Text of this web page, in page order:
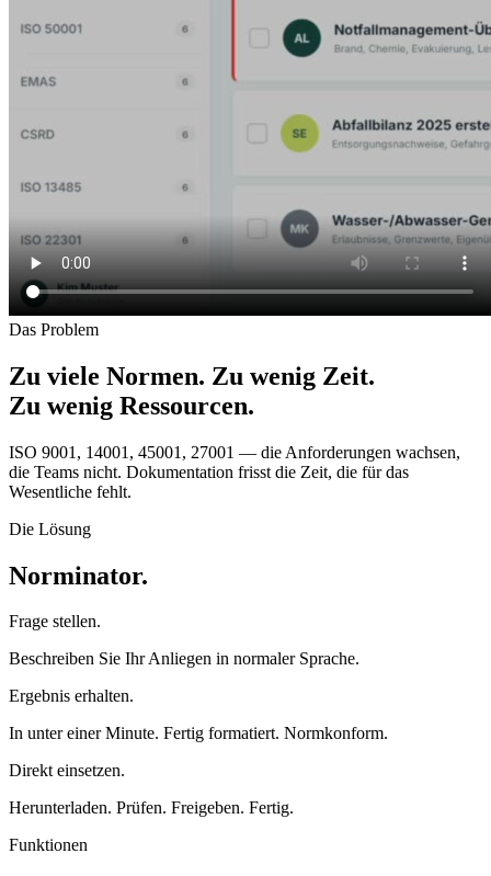
Das Problem
Zu viele Normen. Zu wenig Zeit.
Zu wenig Ressourcen.
ISO 9001, 14001, 45001, 27001 — die Anforderungen wachsen,
die Teams nicht. Dokumentation frisst die Zeit, die für das
Wesentliche fehlt.
Die Lösung
Norminator.
Frage stellen.
Beschreiben Sie Ihr Anliegen in normaler Sprache.
Ergebnis erhalten.
In unter einer Minute. Fertig formatiert. Normkonform.
Direkt einsetzen.
Herunterladen. Prüfen. Freigeben. Fertig.
Funktionen